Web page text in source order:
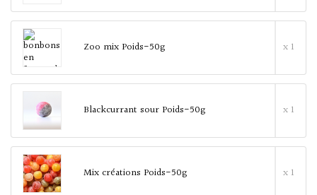
Zoo mix Poids-50g x 1
Blackcurrant sour Poids-50g x 1
Mix créations Poids-50g x 1